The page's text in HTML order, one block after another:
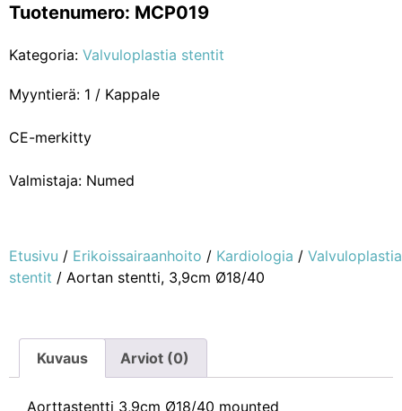
Tuotenumero: MCP019
Kategoria: Valvuloplastia stentit
Myyntierä: 1 / Kappale
CE-merkitty
Valmistaja: Numed
Etusivu / Erikoissairaanhoito / Kardiologia / Valvuloplastia
stentit / Aortan stentti, 3,9cm Ø18/40
Kuvaus Arviot (0)
Aorttastentti 3,9cm Ø18/40 mounted